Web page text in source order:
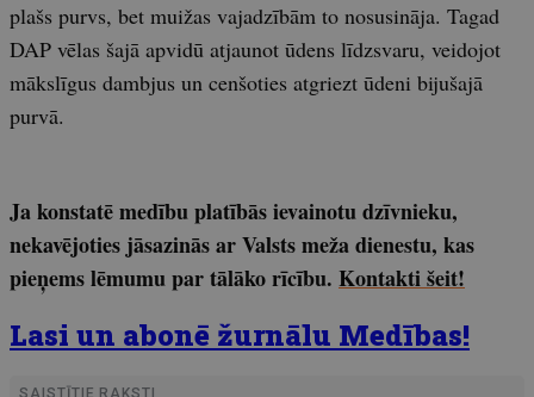
plašs purvs, bet muižas vajadzībām to nosusināja. Tagad
DAP vēlas šajā apvidū atjaunot ūdens līdzsvaru, veidojot
mākslīgus dambjus un cenšoties atgriezt ūdeni bijušajā
purvā.
Ja konstatē medību platībās ievainotu dzīvnieku,
nekavējoties jāsazinās ar Valsts meža dienestu, kas
pieņems lēmumu par tālāko rīcību. Kontakti šeit!
Lasi un abonē žurnālu Medības!
SAISTĪTIE RAKSTI